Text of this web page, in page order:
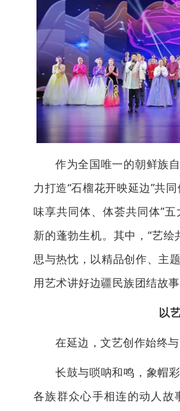
作为全国唯一的朝鲜族
力打造“石榴花开映延边”共
味享共同体、体荟共同体”
新的蓬勃生机。其中，“艺
思与热忱，以精品创作、主
用艺术讲好边疆民族团结故
以
在延边，文艺创作始终
长鼓与唢呐和鸣，象帽
各族群众心手相连的动人